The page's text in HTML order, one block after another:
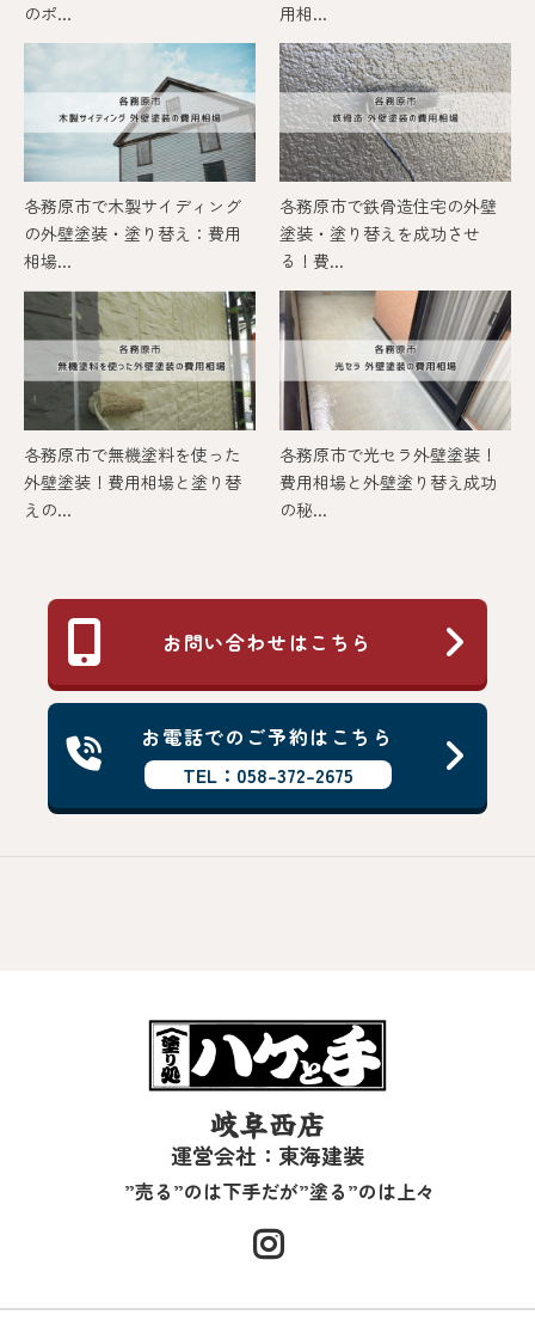
のポ...
用相...
各務原市で木製サイディング
の外壁塗装・塗り替え：費用
相場...
各務原市で鉄骨造住宅の外壁
塗装・塗り替えを成功させ
る！費...
各務原市で無機塗料を使った
外壁塗装！費用相場と塗り替
えの...
各務原市で光セラ外壁塗装！
費用相場と外壁塗り替え成功
の秘...
お問い合わせはこちら
お電話でのご予約はこちら
TEL：058-372-2675
岐阜西店
運営会社：東海建装
”売る”のは下手だが”塗る”のは上々